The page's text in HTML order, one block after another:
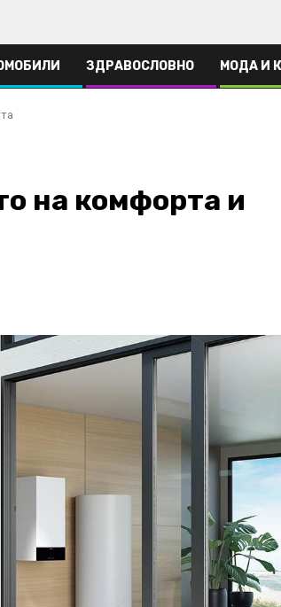
ЗДРАВОСЛОВНО МОДА И
на комфорта и